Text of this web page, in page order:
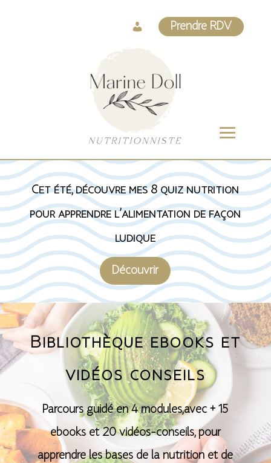
Log
In
Prendre RDV
Cet été, découvre mes 8 quiz nutrition
pour apprendre l’alimentation de façon
ludique
Découvrir
Bibliothèque ebooks et
vidéos conseils
Parcours guidé en 4 modules,avec + 15
ebooks et 20 vidéos-conseils, pour
apprendre les bases de la nutrition et de